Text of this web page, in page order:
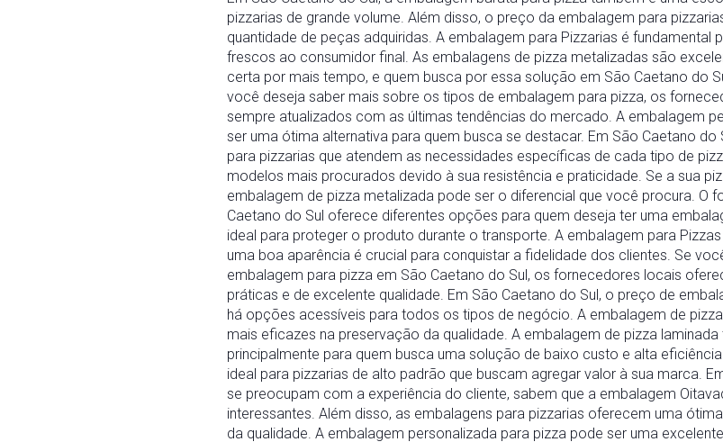
pizzarias de grande volume. Além disso, o preço da embalagem para
quantidade de peças adquiridas. A embalagem para Pizzarias é fundamental
frescos ao consumidor final. As embalagens de pizza metalizadas são
certa por mais tempo, e quem busca por essa solução em São Caetano do
você deseja saber mais sobre os tipos de embalagem para pizza, os
sempre atualizados com as últimas tendências do mercado. A embalagem
ser uma ótima alternativa para quem busca se destacar. Em São Caetano do
para pizzarias que atendem as necessidades específicas de cada tipo de
modelos mais procurados devido à sua resistência e praticidade. Se a sua
embalagem de pizza metalizada pode ser o diferencial que você procura. O
Caetano do Sul oferece diferentes opções para quem deseja ter uma
ideal para proteger o produto durante o transporte. A embalagem para
uma boa aparência é crucial para conquistar a fidelidade dos clientes. Se
embalagem para pizza em São Caetano do Sul, os fornecedores locais
práticas e de excelente qualidade. Em São Caetano do Sul, o preço de
há opções acessíveis para todos os tipos de negócio. A embalagem de
mais eficazes na preservação da qualidade. A embalagem de pizza
principalmente para quem busca uma solução de baixo custo e alta
ideal para pizzarias de alto padrão que buscam agregar valor à sua marca.
se preocupam com a experiência do cliente, sabem que a embalagem
interessantes. Além disso, as embalagens para pizzarias oferecem uma
da qualidade. A embalagem personalizada para pizza pode ser uma